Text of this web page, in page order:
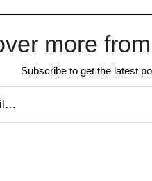
more
Subscribe to get the latest